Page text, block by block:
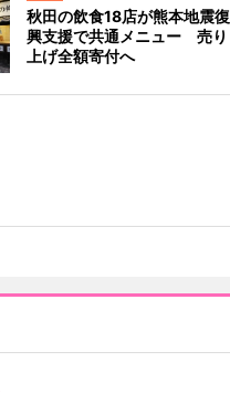
秋田の飲食18店が熊本地震復
興支援で共通メニュー 売り
上げ全額寄付へ